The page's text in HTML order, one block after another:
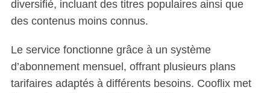
diversifié, incluant des titres populaires ainsi que
des contenus moins connus.
Le service fonctionne grâce à un système
d’abonnement mensuel, offrant plusieurs plans
tarifaires adaptés à différents besoins. Cooflix met